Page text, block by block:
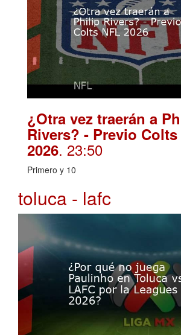
¿Otra vez traerán a
Rivers? - Previo Colts
2026. 23:50
Primero y 10
toluca - lafc